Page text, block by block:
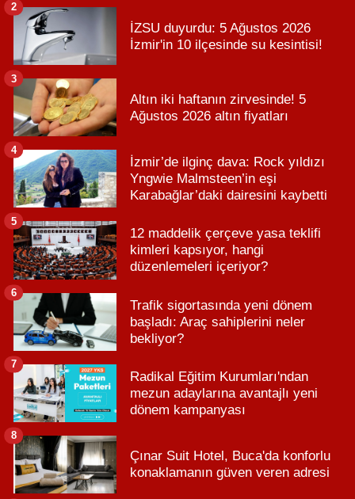
İZSU duyurdu: 5 Ağustos 2026
İzmir'in 10 ilçesinde su kesintisi!
2
Altın iki haftanın zirvesinde! 5
Ağustos 2026 altın fiyatları
3
İzmir’de ilginç dava: Rock yıldızı
Yngwie Malmsteen’in eşi
Karabağlar’daki dairesini kaybetti
4
12 maddelik çerçeve yasa teklifi
kimleri kapsıyor, hangi
düzenlemeleri içeriyor?
5
Trafik sigortasında yeni dönem
başladı: Araç sahiplerini neler
bekliyor?
6
Radikal Eğitim Kurumları'ndan
mezun adaylarına avantajlı yeni
dönem kampanyası
7
Çınar Suit Hotel, Buca'da konforlu
konaklamanın güven veren adresi
8